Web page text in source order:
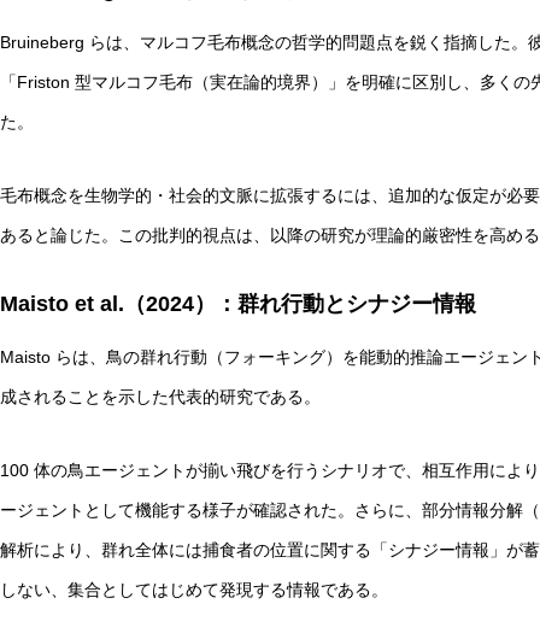
Bruineberg らは、マルコフ毛布概念の哲学的問題点を鋭く指摘した
「Friston 型マルコフ毛布（実在論的境界）」を明確に区別し、多く
た。
毛布概念を生物学的・社会的文脈に拡張するには、追加的な仮定が必
あると論じた。この批判的視点は、以降の研究が理論的厳密性を高め
Maisto et al.（2024）：群れ行動とシナジー情報
Maisto らは、鳥の群れ行動（フォーキング）を能動的推論エージェ
成されることを示した代表的研究である。
100 体の鳥エージェントが揃い飛びを行うシナリオで、相互作用によ
ージェントとして機能する様子が確認された。さらに、部分情報分解
解析により、群れ全体には捕食者の位置に関する「シナジー情報」が
しない、集合としてはじめて発現する情報である。